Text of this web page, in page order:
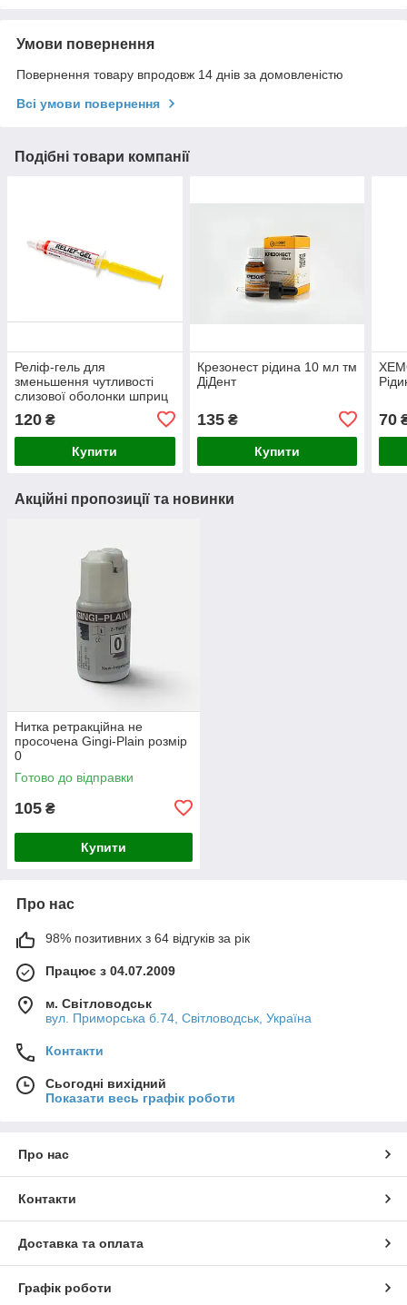
Умови повернення
Повернення товару впродовж 14 днів за домовленістю
Всі умови повернення
Подібні товари компанії
Реліф-гель для
зменьшення чутливості
слизової оболонки шприц
120 ₴
Купити
Крезонест рідина 10 мл тм
ДіДент
135₴
Купити
70
Акційні пропозиції та новинки
Нитка ретракційна не
просочена Gingi-Plain розмір
0
Готово до відправки
105 ₴
Купити
Про нас
98% позитивних з 64 відгуків за рік
Працює з 04.07.2009
м. Світловодськ
вул. Приморська б.74, Світловодськ, Україна
Контакти
Сьогодні вихідний
Показати весь графік роботи
Про нас
Контакти
Доставка та оплата
Графік роботи